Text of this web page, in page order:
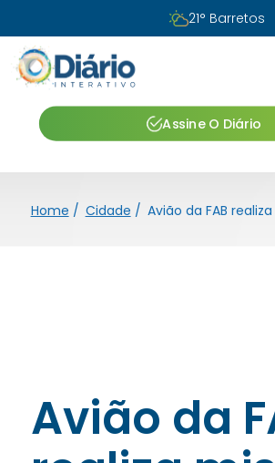
21° Barretos
Assine O Diário
Home / Cidade /
Avião da